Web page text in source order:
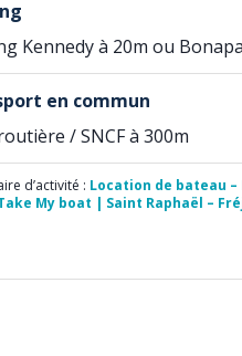
Kennedy à 20m ou
en commun
/ SNCF à 300m
d’activité : Location de bateau
My boat | Saint Raphaël –